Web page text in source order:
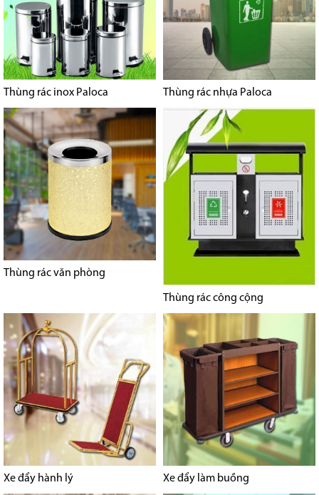
Thùng rác inox Paloca Thùng rác nhựa Paloca
Thùng rác văn phòng
Thùng rác công cộng
Xe đẩy hành lý Xe đẩy làm buồng